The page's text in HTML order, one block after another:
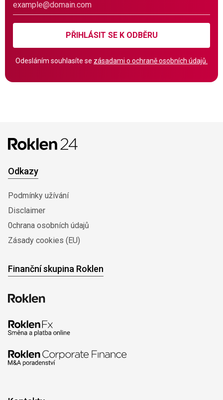
PŘIHLÁSIT SE K ODBĚRU
Odesláním souhlasíte se zásadami o ochraně osobních údajů.
Odkazy
Podmínky užívání
Disclaimer
0chrana osobních údajů
Zásady cookies (EU)
Finanční skupina Roklen